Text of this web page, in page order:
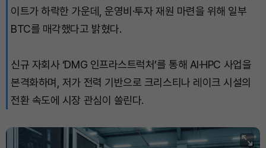
이트가 하락한 가운데, 운영비·투자 재원 마련을 위해 일부
BTC를 매각했다고 밝혔다.
신규 자회사 ‘DMG 인프라스트럭처’를 통해 AI·HPC 사업을
본격화하며, 저가 전력 기반으로 크리스티나 레이크 시설의
전환 속도에 시장 관심이 쏠린다.